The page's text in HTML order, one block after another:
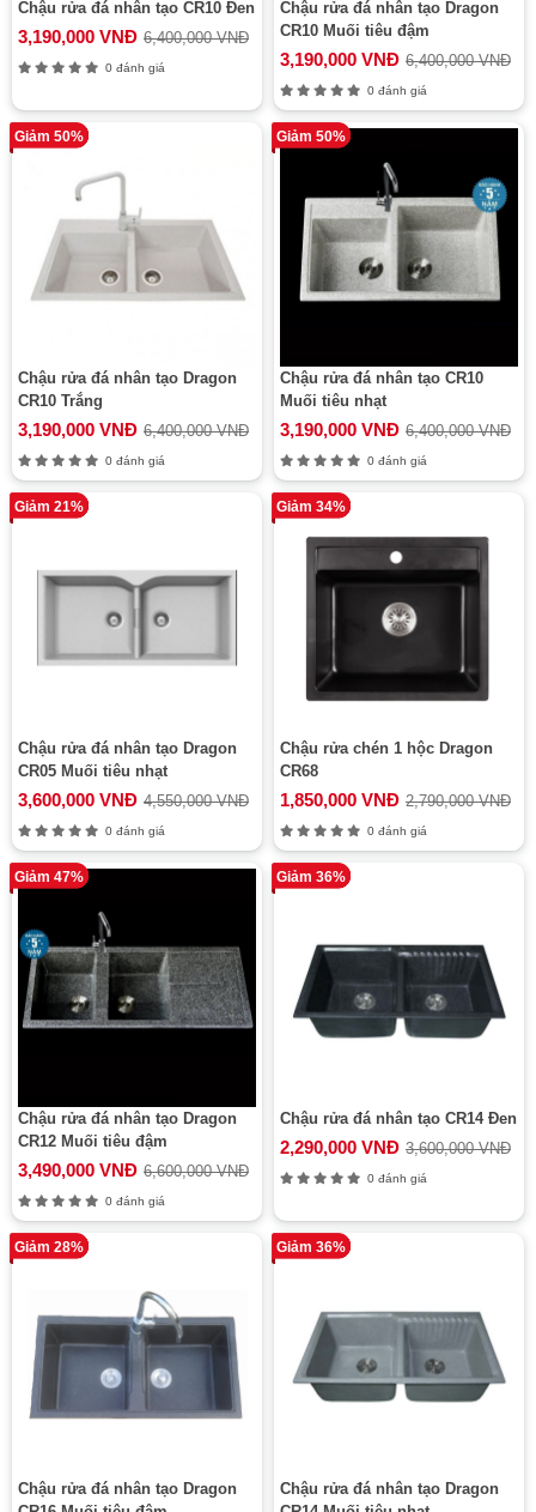
Chậu rửa đá nhân tạo CR10 Đen
3,190,000 VNĐ 6,400,000 VNĐ
0 đánh giá
Chậu rửa đá nhân tạo Dragon
CR10 Muối tiêu đậm
3,190,000 VNĐ 6,400,000 VNĐ
0 đánh giá
Giảm 50%
Chậu rửa đá nhân tạo Dragon
CR10 Trắng
3,190,000 VNĐ 6,400,000 VNĐ
0 đánh giá
Giảm 50%
Chậu rửa đá nhân tạo CR10
Muối tiêu nhạt
3,190,000 VNĐ 6,400,000 VNĐ
0 đánh giá
Giảm 21%
Chậu rửa đá nhân tạo Dragon
CR05 Muối tiêu nhạt
3,600,000 VNĐ 4,550,000 VNĐ
0 đánh giá
Giảm 34%
Chậu rửa chén 1 hộc Dragon
CR68
1,850,000 VNĐ 2,790,000 VNĐ
0 đánh giá
Giảm 47%
Chậu rửa đá nhân tạo Dragon
CR12 Muối tiêu đậm
3,490,000 VNĐ 6,600,000 VNĐ
0 đánh giá
Giảm 36%
Chậu rửa đá nhân tạo CR14 Đen
2,290,000 VNĐ 3,600,000 VNĐ
0 đánh giá
Giảm 28%
Chậu rửa đá nhân tạo Dragon
Giảm 36%
Chậu rửa đá nhân tạo Dragon